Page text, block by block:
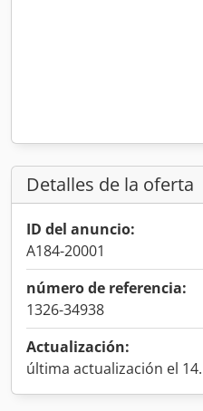
Detalles de la oferta
ID del anuncio:
A184-20001
número de referencia:
1326-34938
Actualización:
última actualización el